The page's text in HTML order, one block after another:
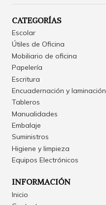
CATEGORÍAS
Escolar
Útiles de Oficina
Mobiliario de oficina
Papelería
Escritura
Encuadernación y laminación
Tableros
Manualidades
Embalaje
Suministros
Higiene y limpieza
Equipos Electrónicos
INFORMACIÓN
Inicio